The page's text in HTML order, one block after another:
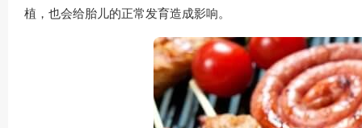
植，也会给胎儿的正常发育造成影响。